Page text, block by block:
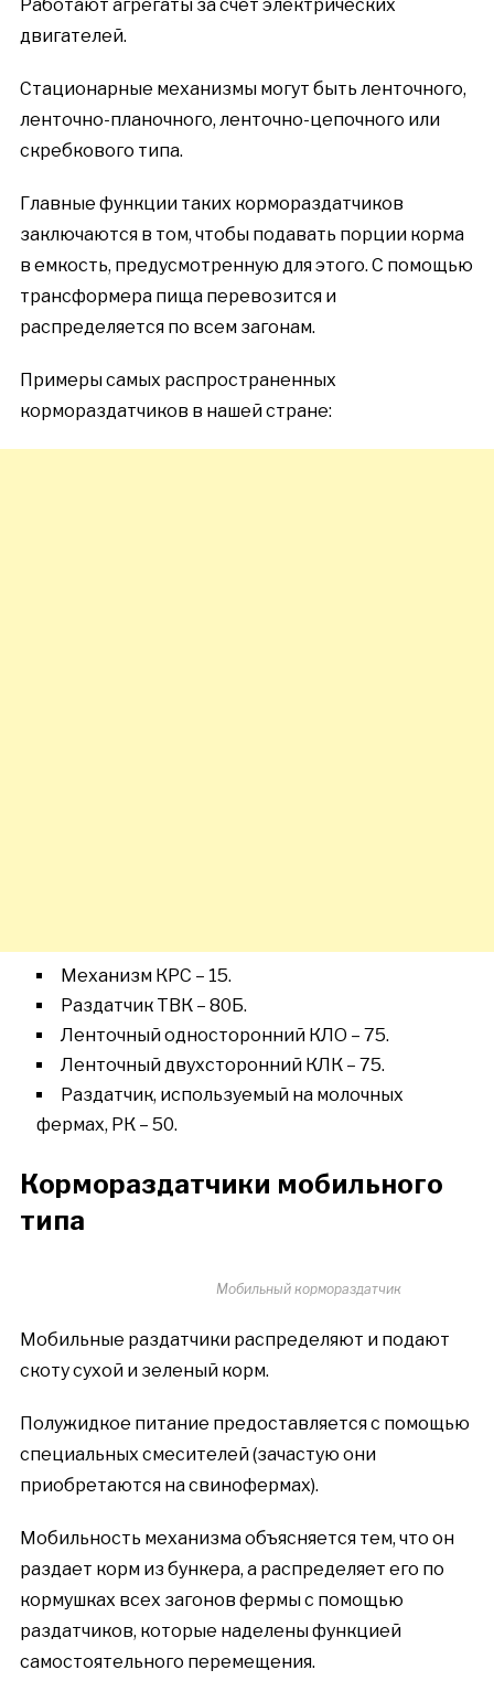
Работают агрегаты за счет электрических
двигателей.
Стационарные механизмы могут быть ленточного,
ленточно-планочного, ленточно-цепочного или
скребкового типа.
Главные функции таких кормораздатчиков
заключаются в том, чтобы подавать порции корма
в емкость, предусмотренную для этого. С помощью
трансформера пища перевозится и
распределяется по всем загонам.
Примеры самых распространенных
кормораздатчиков в нашей стране:
Механизм КРС – 15.
Раздатчик ТВК – 80Б.
Ленточный односторонний КЛО – 75.
Ленточный двухсторонний КЛК – 75.
Раздатчик, используемый на молочных
фермах, РК – 50.
Кормораздатчики мобильного
типа
Мобильный кормораздатчик
Мобильные раздатчики распределяют и подают
скоту сухой и зеленый корм.
Полужидкое питание предоставляется с помощью
специальных смесителей (зачастую они
приобретаются на свинофермах).
Мобильность механизма объясняется тем, что он
раздает корм из бункера, а распределяет его по
кормушках всех загонов фермы с помощью
раздатчиков, которые наделены функцией
самостоятельного перемещения.